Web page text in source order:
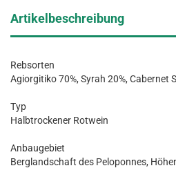
Artikelbeschreibung
Rebsorten
Agiorgitiko 70%, Syrah 20%, Cabernet
Typ
Halbtrockener Rotwein
Anbaugebiet
Berglandschaft des Peloponnes,